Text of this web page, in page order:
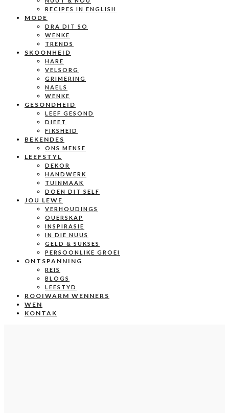
RECIPES IN ENGLISH
MODE
DRA DIT SO
WENKE
TRENDS
SKOONHEID
HARE
VELSORG
GRIMERING
NAELS
WENKE
GESONDHEID
LEEF GESOND
DIEET
FIKSHEID
BEKENDES
ONS MENSE
LEEFSTYL
DEKOR
HANDWERK
TUINMAAK
DOEN DIT SELF
JOU LEWE
VERHOUDINGS
OUERSKAP
INSPIRASIE
IN DIE NUUS
GELD & SUKSES
PERSOONLIKE GROEI
ONTSPANNING
REIS
BLOGS
LEESTYD
ROOIWARM WENNERS
WEN
KONTAK